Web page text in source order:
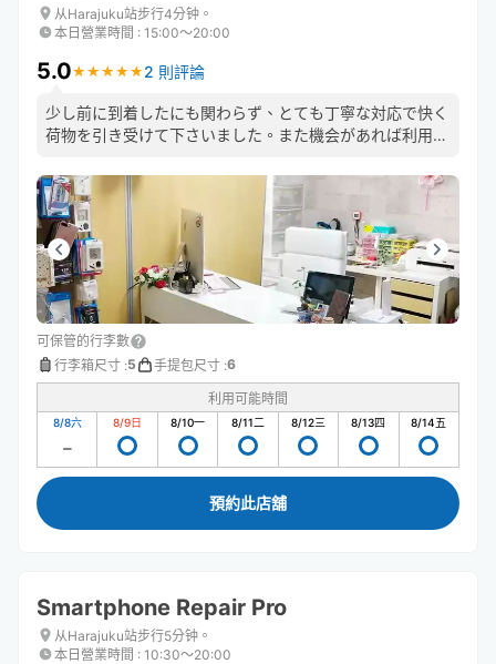
从Harajuku站步行4分钟。
本日營業時間 : 15:00〜20:00
5.0★ ★ ★ ★ ★
★ ★ ★ ★ ★ 2 則評論
少し前に到着したにも関わらず、とても丁寧な対応で快く
荷物を引き受けて下さいました。また機会があれば利用さ
可保管的行李數
行李箱尺寸 :5 手提包尺寸 :6
利用可能時間
8/8六 8/9日 8/10一 8/11二 8/12三 8/13四 8/14五
預約此店舖
Smartphone Repair Pro
从Harajuku站步行5分钟。
本日營業時間 : 10:30〜20:00